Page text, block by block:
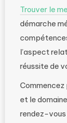
Trouver le
démarche
l’aspect
réussite de
et le
rendez-vous